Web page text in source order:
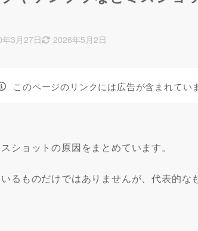
3月27日 2026年5月2日
このページのリンクには広告が含まれてい
ショットの原因をまとめています。
るものだけではありませんが、代表的な